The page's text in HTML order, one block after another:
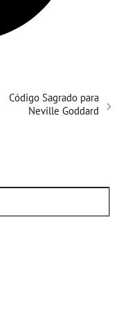
Código Sagrado para
Neville Goddard